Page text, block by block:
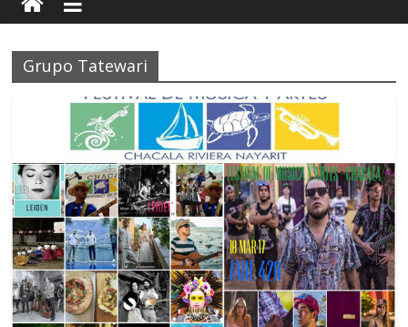
Grupo Tatewari